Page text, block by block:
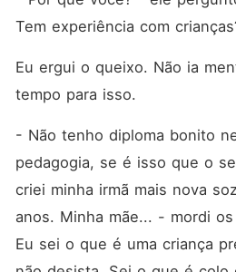
Tem experiência com
Eu ergui o queixo. Não ia
tempo para isso.
- Não tenho diploma bonito
pedagogia, se é isso que o
criei minha irmã mais nova
anos. Minha mãe... - mordi
Eu sei o que é uma criança